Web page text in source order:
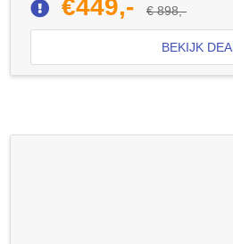
€449,- € 898,-
BEKIJK